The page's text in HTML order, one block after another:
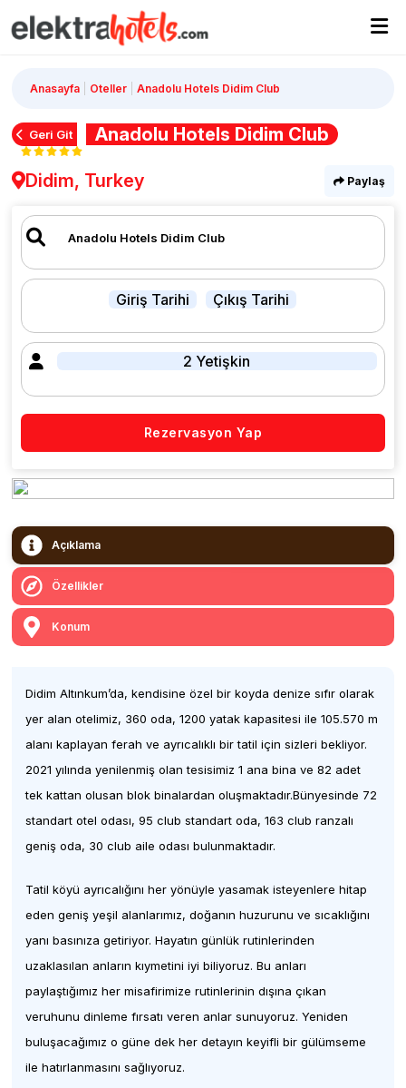
Anasayfa Oteller Anadolu Hotels Didim Club
Geri Git Anadolu Hotels Didim Club
Didim, Turkey Paylaş
Giriş Tarihi Çıkış Tarihi
2 Yetişkin
Rezervasyon Yap
Açıklama
Özellikler
Konum
Didim Altınkum’da, kendisine özel bir koyda denize sıfır olarak
yer alan otelimiz, 360 oda, 1200 yatak kapasitesi ile 105.570 m
alanı kaplayan ferah ve ayrıcalıklı bir tatil için sizleri bekliyor.
2021 yılında yenilenmiş olan tesisimiz 1 ana bina ve 82 adet
tek kattan olusan blok binalardan oluşmaktadır.Bünyesinde 72
standart otel odası, 95 club standart oda, 163 club ranzalı
geniş oda, 30 club aile odası bulunmaktadır.
Tatil köyü ayrıcalığını her yönüyle yasamak isteyenlere hitap
eden geniş yeşil alanlarımız, doğanın huzurunu ve sıcaklığını
yanı basınıza getiriyor. Hayatın günlük rutinlerinden
uzaklasılan anların kıymetini iyi biliyoruz. Bu anları
paylaştığımız her misafirimize rutinlerinin dışına çıkan
veruhunu dinleme fırsatı veren anlar sunuyoruz. Yeniden
buluşacağımız o güne dek her detayın keyifli bir gülümseme
ile hatırlanmasını sağlıyoruz.